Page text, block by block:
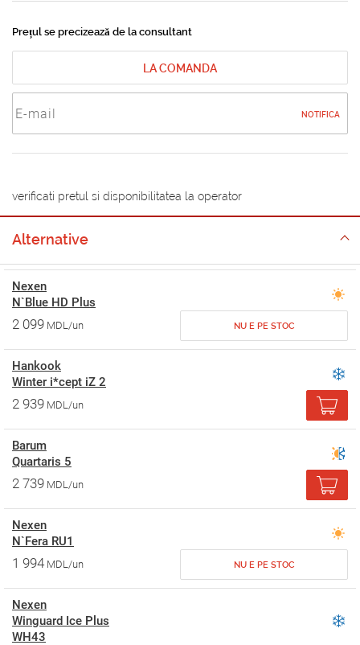
Prețul se precizează de la consultant
LA COMANDA
NOTIFICA
verificati pretul si disponibilitatea la operator
Alternative
Nexen
N`Blue HD Plus
2 099 MDL/un NU E PE STOC
Hankook
Winter i*cept iZ 2
2 939 MDL/un
Barum
Quartaris 5
2 739 MDL/un
Nexen
N`Fera RU1
1 994 MDL/un NU E PE STOC
Nexen
Winguard Ice Plus
WH43